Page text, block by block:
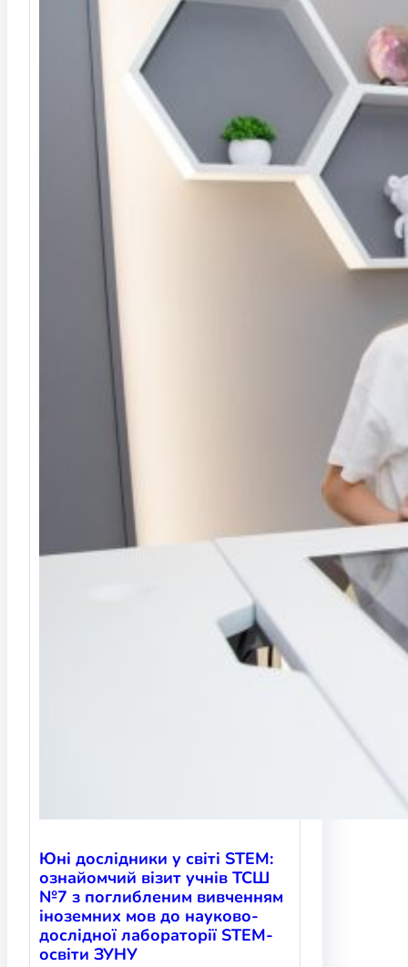
Юні дослідники у світі STEM:
ознайомчий візит учнів ТСШ
№7 з поглибленим вивченням
іноземних мов до науково-
дослідної лабораторії STEM-
освіти ЗУНУ